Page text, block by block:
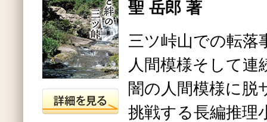
聖 岳郎 著
三ツ峠山での転落
人間模様そして連
闇の人間模様に脱
挑戦する長編推理